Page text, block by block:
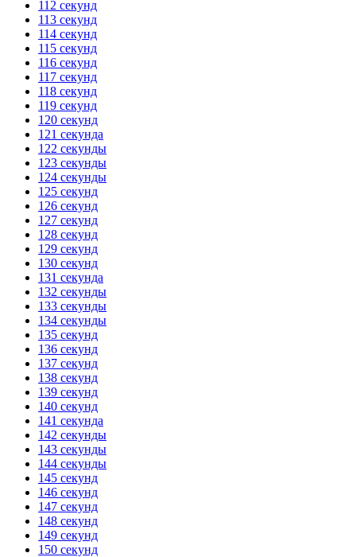
112 секунд
113 секунд
114 секунд
115 секунд
116 секунд
117 секунд
118 секунд
119 секунд
120 секунд
121 секунда
122 секунды
123 секунды
124 секунды
125 секунд
126 секунд
127 секунд
128 секунд
129 секунд
130 секунд
131 секунда
132 секунды
133 секунды
134 секунды
135 секунд
136 секунд
137 секунд
138 секунд
139 секунд
140 секунд
141 секунда
142 секунды
143 секунды
144 секунды
145 секунд
146 секунд
147 секунд
148 секунд
149 секунд
150 секунд